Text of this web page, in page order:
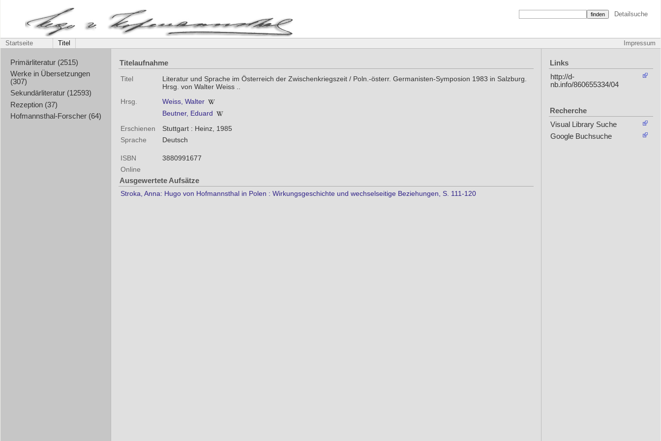
Detailsuche
Impressum
Startseite Titel
Primärliteratur (2515)
Werke in Übersetzungen
(307)
Sekundärliteratur (12593)
Rezeption (37)
Hofmannsthal-Forscher (64)
Titelaufnahme
Titel
Literatur und Sprache im Österreich der Zwischenkriegszeit / Poln.-österr. Germanisten-Symposion 1983 in Salzburg.
Hrsg. von Walter Weiss ..
Hrsg.
Weiss, Walter
Beutner, Eduard
Erschienen
Stuttgart : Heinz, 1985
Sprache
Deutsch
ISBN
3880991677
Online
Ausgewertete Aufsätze
Stroka, Anna: Hugo von Hofmannsthal in Polen : Wirkungsgeschichte und wechselseitige Beziehungen, S. 111-120
Links
http://d-
nb.info/860655334/04
Recherche
Visual Library Suche
Google Buchsuche